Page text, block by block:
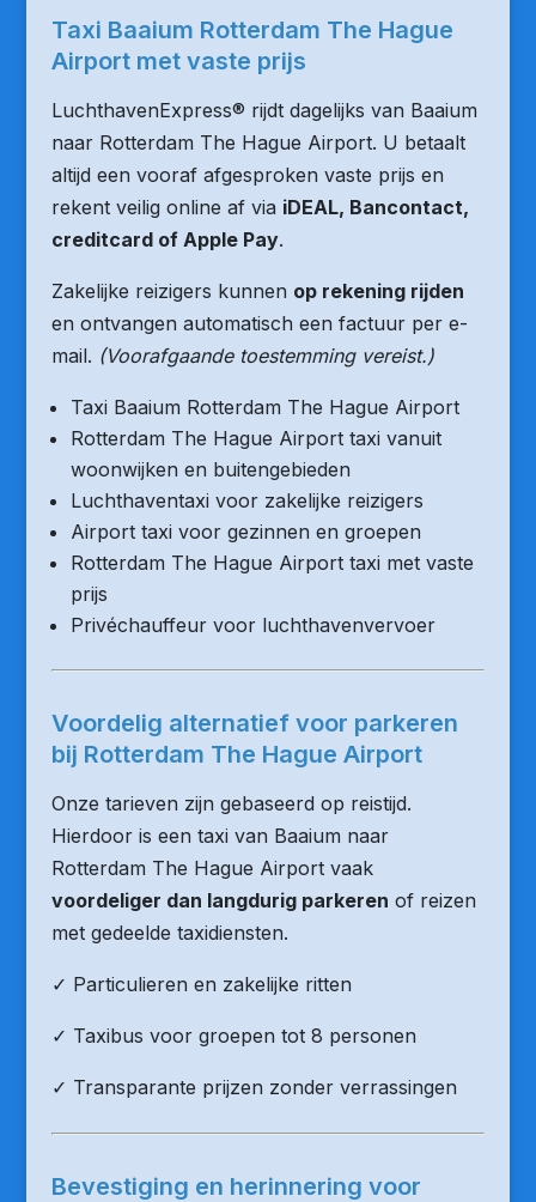
Taxi Baaium Rotterdam The Hague
Airport met vaste prijs
LuchthavenExpress® rijdt dagelijks van Baaium
naar Rotterdam The Hague Airport. U betaalt
altijd een vooraf afgesproken vaste prijs en
rekent veilig online af via iDEAL, Bancontact,
creditcard of Apple Pay.
Zakelijke reizigers kunnen op rekening rijden
en ontvangen automatisch een factuur per e-
mail. (Voorafgaande toestemming vereist.)
Taxi Baaium Rotterdam The Hague Airport
Rotterdam The Hague Airport taxi vanuit
woonwijken en buitengebieden
Luchthaventaxi voor zakelijke reizigers
Airport taxi voor gezinnen en groepen
Rotterdam The Hague Airport taxi met vaste
prijs
Privéchauffeur voor luchthavenvervoer
Voordelig alternatief voor parkeren
bij Rotterdam The Hague Airport
Onze tarieven zijn gebaseerd op reistijd.
Hierdoor is een taxi van Baaium naar
Rotterdam The Hague Airport vaak
voordeliger dan langdurig parkeren of reizen
met gedeelde taxidiensten.
✓ Particulieren en zakelijke ritten
✓ Taxibus voor groepen tot 8 personen
✓ Transparante prijzen zonder verrassingen
Bevestiging en herinnering voor